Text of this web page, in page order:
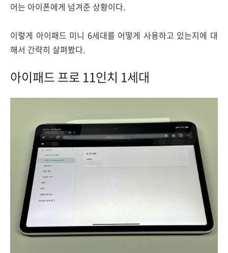
어는 아이폰에게 넘겨준 상황이다.
이렇게 아이패드 미니 6세대를 어떻게 사용하고 있는지에 대
해서 간략히 살펴봤다.
아이패드 프로 11인치 1세대